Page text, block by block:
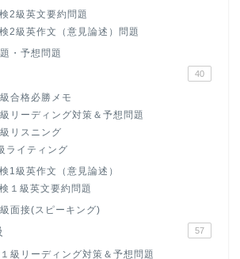
2級英文要約問題
2級英作文（意見論述）問題
・予想問題
40
合格必勝メモ
リーディング対策＆予想問題
リスニング
ライティング
1級英作文（意見論述）
１級英文要約問題
面接(スピーキング)
57
級リーディング対策＆予想問題